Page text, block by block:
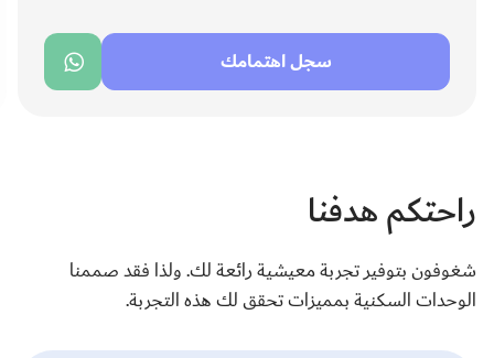
مدار الساعة وأمنًا وإدارة مرافق احترافية، مما يمنح المقيمين راحة
وطمأنينة دائمة. تتميز بتشطيبات عصرية ومساحات معيشة
مريحة، وهي الخيار المثالي للعائلات الباحثة عن الراحة والجودة.
سجل اهتمامك
راحتكم هدفنا
شغوفون بتوفير تجربة معيشية رائعة لك. ولذا فقد صممنا
الوحدات السكنية بمميزات تحقق لك هذه التجربة.